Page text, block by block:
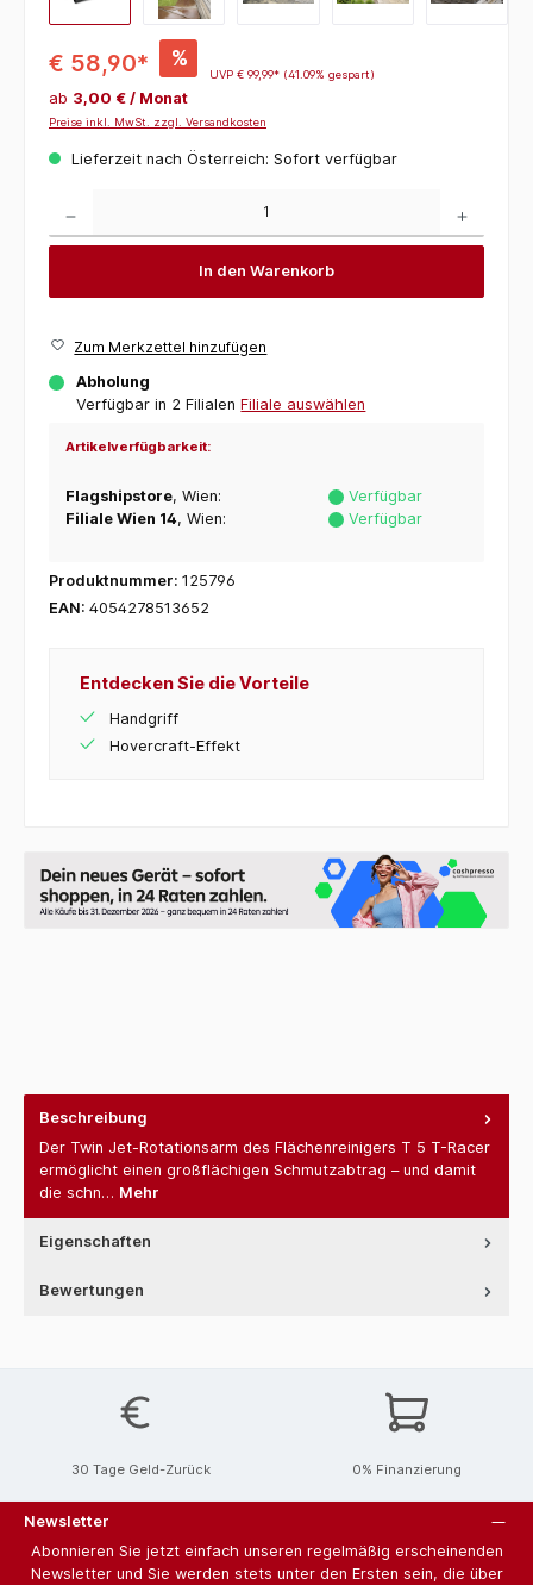
€ 58,90* %
UVP € 99,99* (41.09% gespart)
ab 3,00 € / Monat
Preise inkl. MwSt. zzgl. Versandkosten
Lieferzeit nach Österreich: Sofort verfügbar
In den Warenkorb
Zum Merkzettel hinzufügen
Abholung
Verfügbar in 2 Filialen Filiale auswählen
Artikelverfügbarkeit:
Flagshipstore, Wien:
Verfügbar
Filiale Wien 14, Wien: Verfügbar
Produktnummer: 125796
EAN: 4054278513652
Entdecken Sie die Vorteile
Handgriff
Hovercraft-Effekt
Beschreibung
Der Twin Jet-Rotationsarm des Flächenreinigers T 5 T-Racer
ermöglicht einen großflächigen Schmutzabtrag – und damit
die schn… Mehr
Eigenschaften
Bewertungen
30 Tage Geld-Zurück 0% Finanzierung
Newsletter
Abonnieren Sie jetzt einfach unseren regelmäßig erscheinenden
Newsletter und Sie werden stets unter den Ersten sein, die über